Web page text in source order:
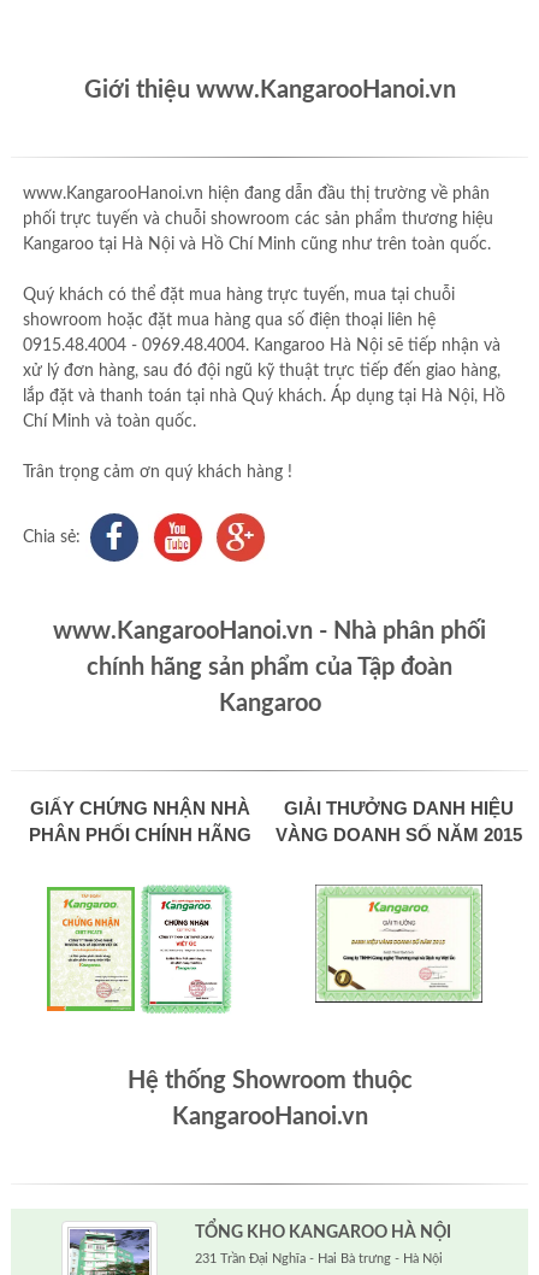
Giới thiệu www.KangarooHanoi.vn
www.KangarooHanoi.vn hiện đang dẫn đầu thị trường về phân
phối trực tuyến và chuỗi showroom các sản phẩm thương hiệu
Kangaroo tại Hà Nội và Hồ Chí Minh cũng như trên toàn quốc.
Quý khách có thể đặt mua hàng trực tuyến, mua tại chuỗi
showroom hoặc đặt mua hàng qua số điện thoại liên hệ
0915.48.4004 - 0969.48.4004. Kangaroo Hà Nội sẽ tiếp nhận và
xử lý đơn hàng, sau đó đội ngũ kỹ thuật trực tiếp đến giao hàng,
lắp đặt và thanh toán tại nhà Quý khách. Áp dụng tại Hà Nội, Hồ
Chí Minh và toàn quốc.
Trân trọng cảm ơn quý khách hàng !
Chia sẻ:
www.KangarooHanoi.vn - Nhà phân phối
chính hãng sản phẩm của Tập đoàn
Kangaroo
GIẤY CHỨNG NHẬN NHÀ
PHÂN PHỐI CHÍNH HÃNG
GIẢI THƯỞNG DANH HIỆU
VÀNG DOANH SỐ NĂM 2015
Hệ thống Showroom thuộc
KangarooHanoi.vn
TỔNG KHO KANGAROO HÀ NỘI
231 Trần Đại Nghĩa - Hai Bà trưng - Hà Nội